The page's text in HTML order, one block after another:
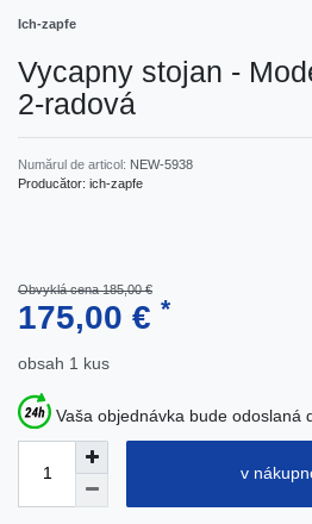
Ich-zapfe
Vycapny stojan -
2-radová
Numărul de articol: NEW-5938
Producător: ich-zapfe
Obvyklá cena 185,00 €
175,00 € *
obsah 1 kus
Vaša objednávka bude odoslaná
v